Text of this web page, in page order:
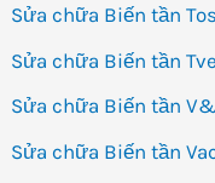
Sửa chữa Biến tần
Sửa chữa Biến tần
Sửa chữa Biến tần
Sửa chữa Biến tần